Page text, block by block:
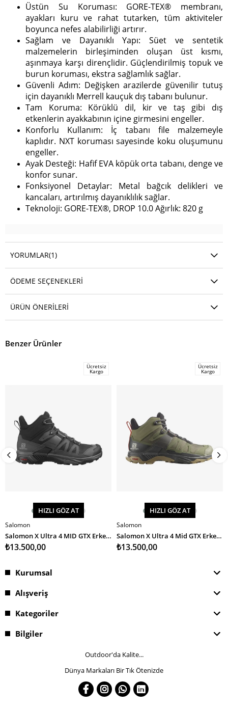
Üstün Su Koruması: GORE-TEX® membranı,
ayakları kuru ve rahat tutarken, tüm aktiviteler
boyunca nefes alabilirliği artırır.
Sağlam ve Dayanıklı Yapı: Süet ve sentetik
malzemelerin birleşiminden oluşan üst kısmı,
aşınmaya karşı dirençlidir. Güçlendirilmiş topuk ve
burun koruması, ekstra sağlamlık sağlar.
Güvenli Adım: Değişken arazilerde güvenilir tutuş
için dayanıklı Merrell kauçuk dış tabanı bulunur.
Tam Koruma: Körüklü dil, kir ve taş gibi dış
etkenlerin ayakkabının içine girmesini engeller.
Konforlu Kullanım: İç tabanı file malzemeyle
kaplıdır. NXT koruması sayesinde koku oluşumunu
engeller.
Ayak Desteği: Hafif EVA köpük orta tabanı, denge ve
konfor sunar.
Fonksiyonel Detaylar: Metal bağcık delikleri ve
kancaları, artırılmış dayanıklılık sağlar.
Teknoloji: GORE-TEX®, DROP 10.0 Ağırlık: 820 g
YORUMLAR(1)
ÖDEME SEÇENEKLERI
ÜRÜN ÖNERILERI
Benzer Ürünler
SEPETE EKLE
Ücretsiz
Kargo
HIZLI GÖZ AT
Salomon
Salomon X Ultra 4 MID GTX Erkek Bot
₺13.500,00
SEPETE EKLE
Ücretsiz
Kargo
HIZLI GÖZ AT
Salomon
Salomon X Ultra 4 Mid GTX Erkek Bot
₺13.500,00
Kurumsal
Alışveriş
Kategoriler
Bilgiler
Outdoor'da Kalite...
Dünya Markaları Bir Tık Ötenizde